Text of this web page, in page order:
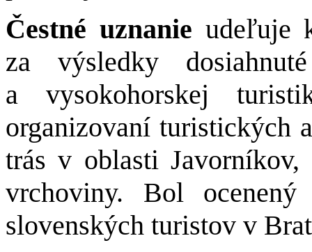
Čestné uznanie udeľuje
za výsledky
a vysokohorskej
organizovaní turistických
trás v oblasti
vrchoviny. Bol
slovenských turistov v